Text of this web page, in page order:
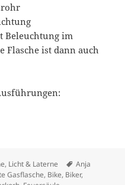
Beleuchtung im
Flasche ist dann auch
– Biker – Quad –
, Licht & Laterne Schlagwörter
Anja
Gasflasche, Bike, Biker,